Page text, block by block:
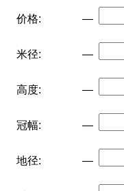
价格: —
米径: —
高度: —
冠幅: —
地径: —